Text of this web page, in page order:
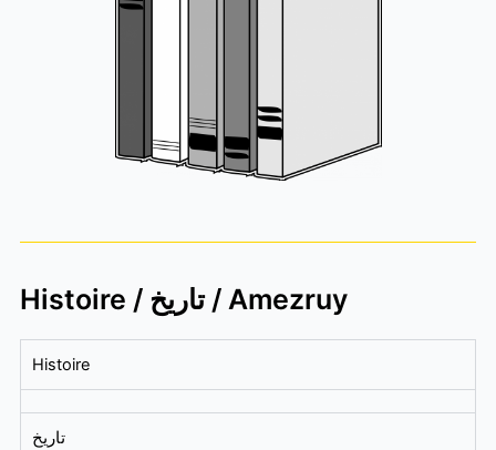
Histoire / تاريخ / Amezruy
Histoire
تاريخ